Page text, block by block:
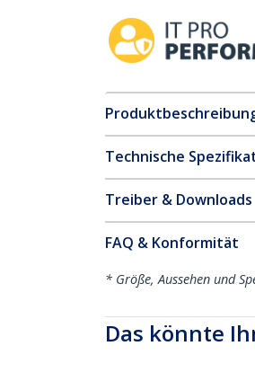
Technische
Treiber & Downloads
FAQ & Konformität
* Größe, Aussehen und
Das könnte